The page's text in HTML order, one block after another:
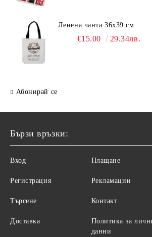
Ленена чанта 36х39 см
€15.00 29.34лв.
Абонирай се
Бързи връзки:
Вход
Регистрация
Търсене
Доставка
Плащане
Рекламации
Контакт
Политика за
данни